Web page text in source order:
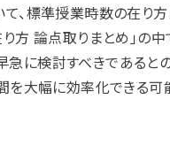
標準授業時数の在り方
論点取りまとめ」の中
に検討すべきであると
を大幅に効率化できる